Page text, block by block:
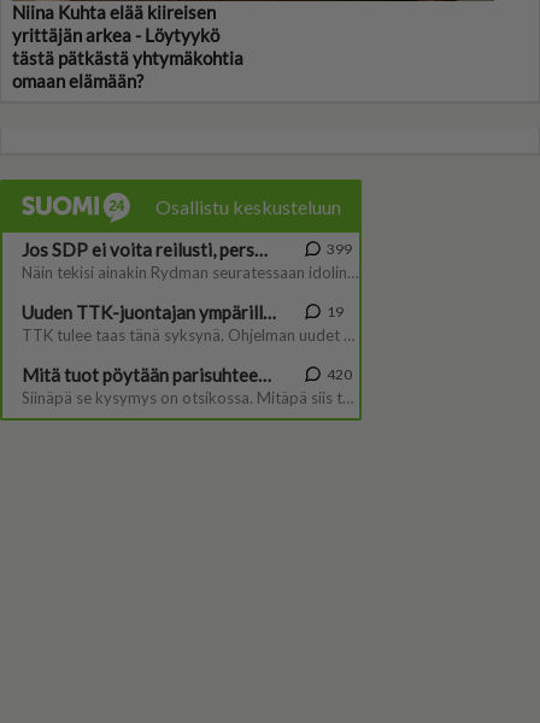
Niina Kuhta elää kiireisen
yrittäjän arkea - Löytyykö
tästä pätkästä yhtymäkohtia
omaan elämään?